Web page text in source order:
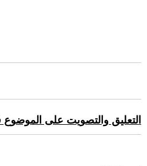
التعليق والتصويت على